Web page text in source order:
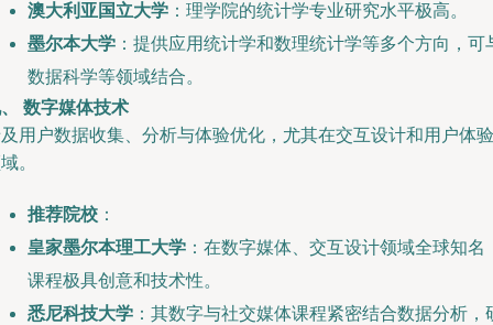
澳大利亚国立大学 ：理学院的统计学专业研究水平极高。
墨尔本大学 ：提供应用统计学和数理统计学等多个方向，可
数据科学等领域结合。
数字媒体技术
用户数据收集、分析与体验优化，尤其在交互设计和用户体验
。
推荐院校 ：
皇家墨尔本理工大学 ：在数字媒体、交互设计领域全球知名
课程极具创意和技术性。
悉尼科技大学 ：其数字与社交媒体课程紧密结合数据分析，